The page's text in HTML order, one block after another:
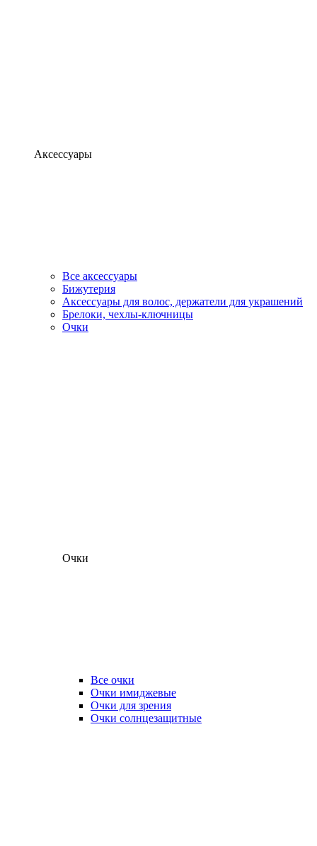
Аксессуары
Все аксессуары
Бижутерия
Аксессуары для волос, держатели для украшений
Брелоки, чехлы-ключницы
Очки
Очки
Все очки
Очки имиджевые
Очки для зрения
Очки солнцезащитные